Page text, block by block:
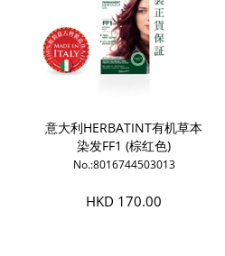
意大利HERBATINT有机草本
染发FF1 (棕红色)
No.:8016744503013
HKD 170.00